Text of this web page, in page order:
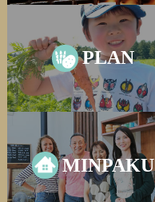
PLAN
MINPAKU